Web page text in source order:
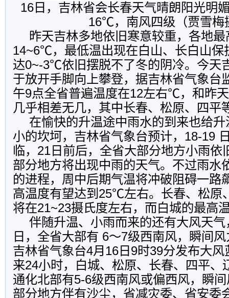
16日，吉林省会长春天气晴朗阳光明
16℃，南风四级（贾雪梅
昨天吉林多地依旧寒意较重，各地
14~6℃，最低温出现在白山、长白山保
达0~-3℃依旧摆脱不了冬的阴冷。今天
于放开手脚向上攀登，据吉林省气象台
午9点全省普遍温度在12左右℃，和昨
几乎相差无几，其中长春、松原、四
在愉快的升温途中雨水的到来也给
小的坎坷，吉林省气象台预计，18-19
临，21日前后，全省大部分地方小雨依
部分地方将出现中雨的天气。不过雨水
的进程，周中后期气温将冲破阻碍一路
高温度有望达到25℃左右。长春、松原
将在21~23摄氏度左右，而白城的最高
伴随升温、小雨而来的还有大风天气
日，全省大部有 6～7级西南风，瞬间
吉林省气象台4月16日9时39分发布大
来24小时，白城、松原、长春、四平、
通化北部有5-6级西南风或偏西风，瞬
部分地方伴有沙尘，省减灾委、省安委